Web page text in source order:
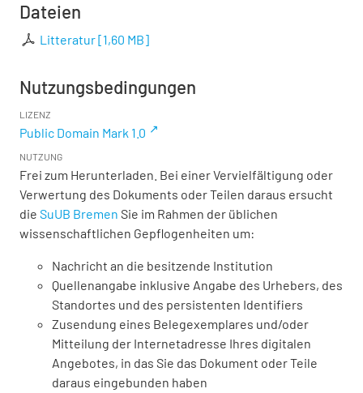
Dateien
Litteratur[1,60 MB]
Nutzungsbedingungen
LIZENZ
Public Domain Mark 1.0
NUTZUNG
Frei zum Herunterladen. Bei einer Vervielfältigung oder
Verwertung des Dokuments oder Teilen daraus ersucht
die SuUB Bremen Sie im Rahmen der üblichen
wissenschaftlichen Gepflogenheiten um:
Nachricht an die besitzende Institution
Quellenangabe inklusive Angabe des Urhebers, des
Standortes und des persistenten Identifiers
Zusendung eines Belegexemplares und/oder
Mitteilung der Internetadresse Ihres digitalen
Angebotes, in das Sie das Dokument oder Teile
daraus eingebunden haben